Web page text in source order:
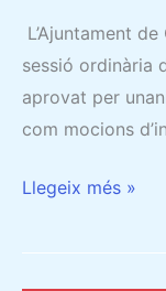
L’Ajuntament
sessió ordinària
aprovat per
com mocions
Llegeix més »